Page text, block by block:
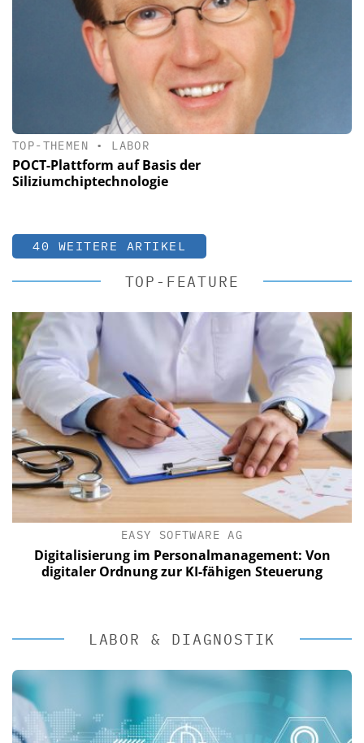
TOP-THEMEN • LABOR
POCT-Plattform auf Basis der
Siliziumchiptechnologie
40 WEITERE ARTIKEL
TOP-FEATURE
EASY SOFTWARE AG
Digitalisierung im Personalmanagement: Von
digitaler Ordnung zur KI-fähigen Steuerung
LABOR & DIAGNOSTIK